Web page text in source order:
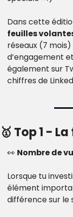
Dans cette
feuilles
réseaux (7
d’engagement
également sur
chiffres de
🥇 Top 1 -
👀 Nombre de
Lorsque tu
élément
différence sur le